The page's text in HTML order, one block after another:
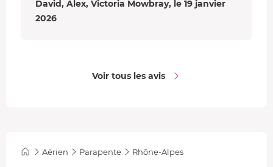
David, Alex, Victoria Mowbray, le 19 janvier
2026
Voir tous les avis
Aérien Parapente Rhône-Alpes